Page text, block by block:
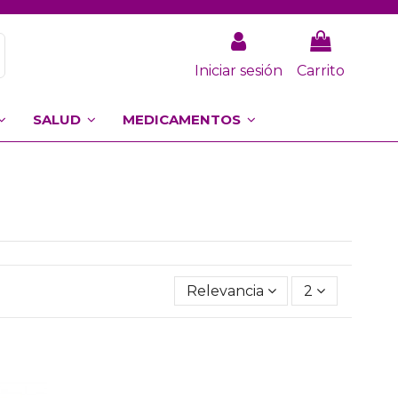
Iniciar sesión Carrito
SALUD MEDICAMENTOS
Relevancia 2